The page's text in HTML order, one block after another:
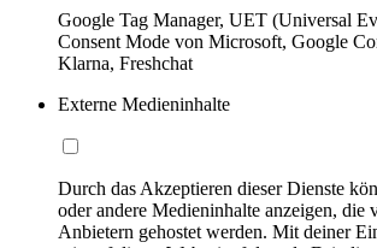
Google Tag Manager, UET (Universal
Consent Mode von Microsoft, Google
Klarna, Freshchat
Externe Medieninhalte
Durch das Akzeptieren dieser Dienste
oder andere Medieninhalte anzeigen, die
Anbietern gehostet werden. Mit deiner